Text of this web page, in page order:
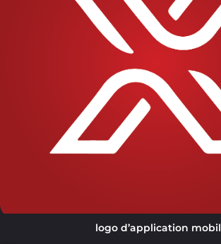
logo d’application mobil